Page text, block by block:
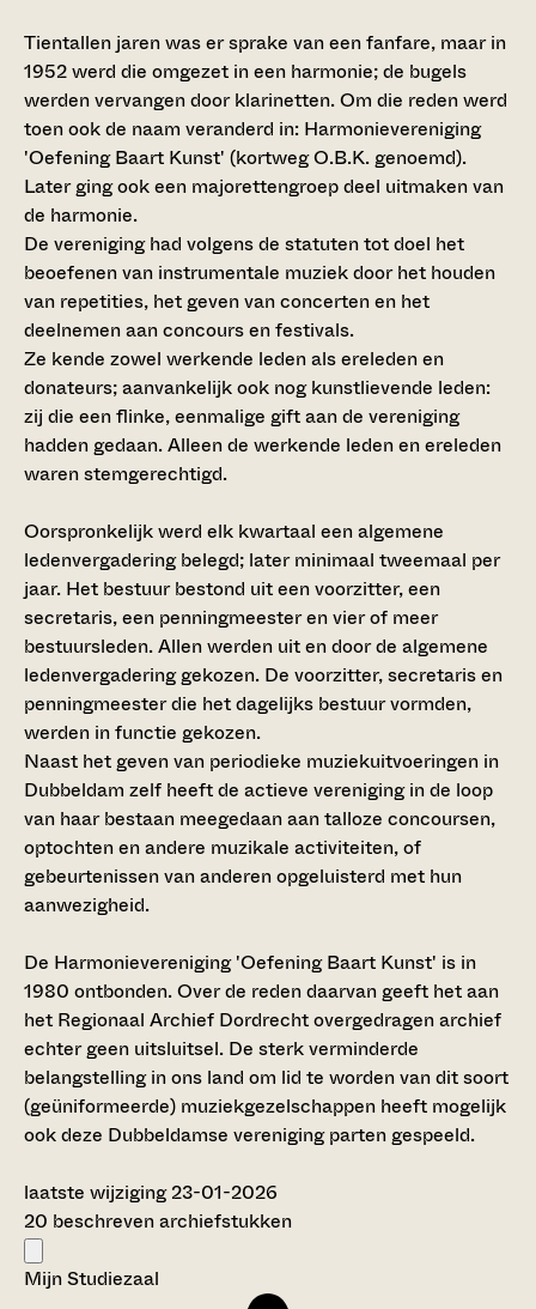
Tientallen jaren was er sprake van een fanfare, maar in
1952 werd die omgezet in een harmonie; de bugels
werden vervangen door klarinetten. Om die reden werd
toen ook de naam veranderd in: Harmonievereniging
'Oefening Baart Kunst' (kortweg O.B.K. genoemd).
Later ging ook een majorettengroep deel uitmaken van
de harmonie.
De vereniging had volgens de statuten tot doel het
beoefenen van instrumentale muziek door het houden
van repetities, het geven van concerten en het
deelnemen aan concours en festivals.
Ze kende zowel werkende leden als ereleden en
donateurs; aanvankelijk ook nog kunstlievende leden:
zij die een flinke, eenmalige gift aan de vereniging
hadden gedaan. Alleen de werkende leden en ereleden
waren stemgerechtigd.
Oorspronkelijk werd elk kwartaal een algemene
ledenvergadering belegd; later minimaal tweemaal per
jaar. Het bestuur bestond uit een voorzitter, een
secretaris, een penningmeester en vier of meer
bestuursleden. Allen werden uit en door de algemene
ledenvergadering gekozen. De voorzitter, secretaris en
penningmeester die het dagelijks bestuur vormden,
werden in functie gekozen.
Naast het geven van periodieke muziekuitvoeringen in
Dubbeldam zelf heeft de actieve vereniging in de loop
van haar bestaan meegedaan aan talloze concoursen,
optochten en andere muzikale activiteiten, of
gebeurtenissen van anderen opgeluisterd met hun
aanwezigheid.
De Harmonievereniging 'Oefening Baart Kunst' is in
1980 ontbonden. Over de reden daarvan geeft het aan
het Regionaal Archief Dordrecht overgedragen archief
echter geen uitsluitsel. De sterk verminderde
belangstelling in ons land om lid te worden van dit soort
(geüniformeerde) muziekgezelschappen heeft mogelijk
ook deze Dubbeldamse vereniging parten gespeeld.
laatste wijziging 23-01-2026
20 beschreven archiefstukken
Mijn Studiezaal